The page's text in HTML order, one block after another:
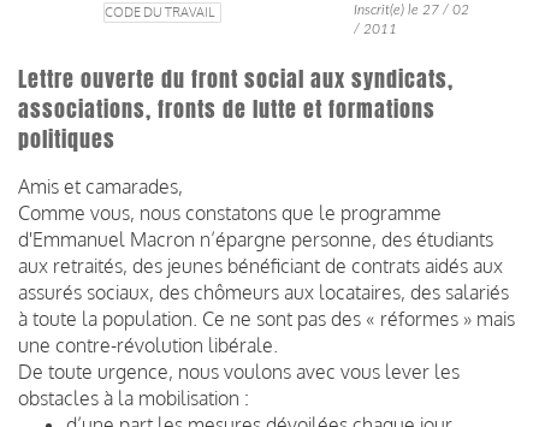
CODE DU TRAVAIL
Inscrit(e) le 27 / 02
/ 2011
Lettre ouverte du front social aux syndicats,
associations, fronts de lutte et formations
politiques
Amis et camarades,
Comme vous, nous constatons que le programme
d'Emmanuel Macron n’épargne personne, des étudiants
aux retraités, des jeunes bénéficiant de contrats aidés aux
assurés sociaux, des chômeurs aux locataires, des salariés
à toute la population. Ce ne sont pas des « réformes » mais
une contre-révolution libérale.
De toute urgence, nous voulons avec vous lever les
obstacles à la mobilisation :